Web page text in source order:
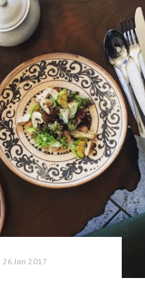
26 Jan 2017